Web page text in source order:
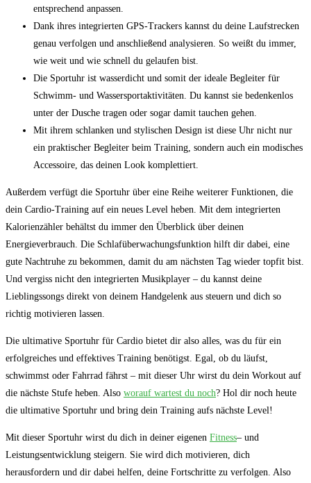
entsprechend‌ anpassen.
Dank ihres integrierten GPS-Trackers ​kannst du deine Laufstrecken
genau verfolgen und‌ anschließend analysieren. So⁢ weißt du immer,
‌wie weit und wie schnell du gelaufen bist.
Die ⁤Sportuhr⁢ ist wasserdicht und somit der ideale Begleiter für
Schwimm- und Wassersportaktivitäten. Du kannst sie⁣ bedenkenlos
unter der Dusche tragen oder⁢ sogar damit‌ tauchen gehen.
Mit ihrem schlanken und stylischen Design ist diese ⁢Uhr nicht nur
‌ein praktischer ⁤Begleiter beim Training, sondern‌ auch ein modisches
Accessoire, das deinen Look komplettiert.
Außerdem verfügt ⁢die Sportuhr über eine Reihe weiterer Funktionen, die
dein Cardio-Training auf⁢ ein ⁤neues ‌Level heben. Mit dem⁣ integrierten
Kalorienzähler behältst du immer den Überblick ⁤über deinen
Energieverbrauch. Die Schlafüberwachungsfunktion hilft dir dabei, eine
gute Nachtruhe zu bekommen, damit du am nächsten Tag wieder topfit bist.
Und ‍vergiss nicht ​den integrierten Musikplayer – du kannst ⁢deine
Lieblingssongs direkt von deinem Handgelenk aus steuern und dich so
richtig​ motivieren lassen.
Die ultimative Sportuhr für Cardio bietet dir also alles, was du für ⁢ein
erfolgreiches und effektives Training benötigst. Egal, ⁤ob du läufst,
schwimmst oder Fahrrad fährst – mit dieser Uhr wirst du dein Workout auf
die nächste Stufe heben. Also worauf​ wartest du noch?⁣ Hol dir noch heute
die ultimative Sportuhr und bring dein Training ⁢aufs nächste Level!
Mit dieser Sportuhr wirst du dich in deiner eigenen Fitness– und
Leistungsentwicklung​ steigern. Sie wird ‌dich motivieren, dich
‍herausfordern und dir dabei helfen, ​deine Fortschritte zu verfolgen. Also